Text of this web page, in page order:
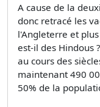
A cause de la
donc retracé les
l'Angleterre et
est-il des Hindous
au cours des
maintenant 490
50% de la